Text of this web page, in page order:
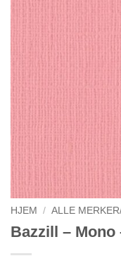
HJEM / ALLE
Bazzill –